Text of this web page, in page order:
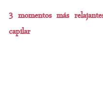
3 momentos más
capilar